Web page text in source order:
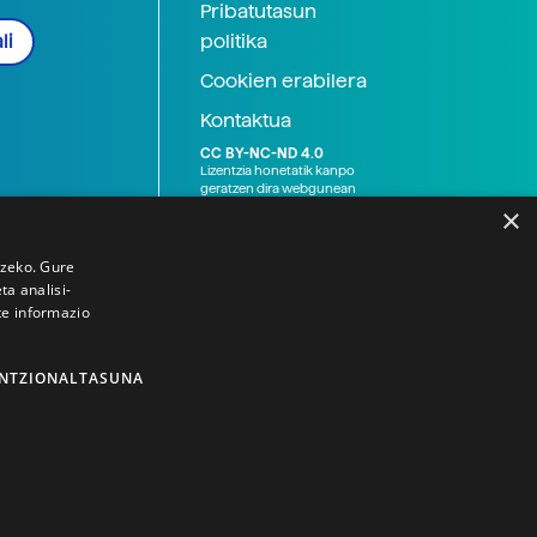
Pribatutasun
politika
Cookien erabilera
Kontaktua
CC BY-NC-ND 4.0
Lizentzia honetatik kanpo
geratzen dira webgunean
×
Gure
analisi-
informazio